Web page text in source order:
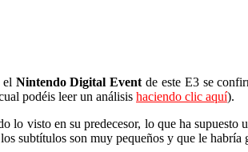
el Nintendo Digital Event de este E3 se
podéis leer un análisis haciendo clic aquí).
lo visto en su predecesor, lo que ha supuesto
subtítulos son muy pequeños y que le habría